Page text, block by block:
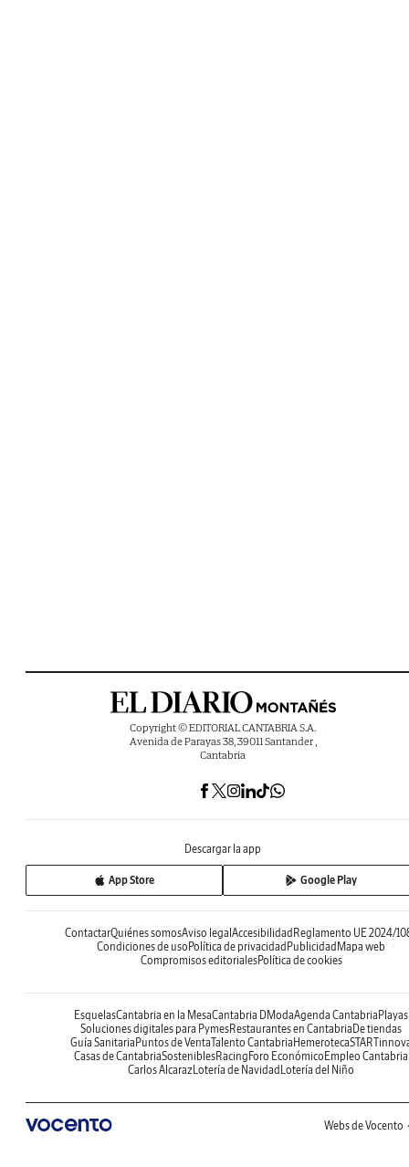
Copyright © EDITORIAL CANTABRIA S.A.
Avenida de Parayas 38, 39011 Santander ,
Cantabria
Descargar la app
App Store Google Play
ContactarQuiénes somosAviso legal Accesibilidad Reglamento UE 2024/
Condiciones de uso Política de privacidad Publicidad Mapa web
Compromisos editorialesPolítica de cookies
EsquelasCantabria en la MesaCantabria DModaAgenda Cantabria Playas
Soluciones digitales para PymesRestaurantes en Cantabria De tiendas
Guía Sanitaria Puntos de VentaTalento Cantabria Hemeroteca
Casas de CantabriaSosteniblesRacing Foro Económico Empleo Cantabria
Carlos Alcaraz Lotería de Navidad Lotería del Niño
Webs de Vocento